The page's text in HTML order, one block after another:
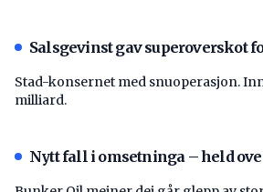
Salsgevinst gav superoverskot
Stad-konsernet med snuoperasjon.
milliard.
Nytt fall i omsetninga – held